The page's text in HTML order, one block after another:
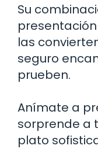
Su
las
seguro
prueben.
Anímate a
sorprende a
plato